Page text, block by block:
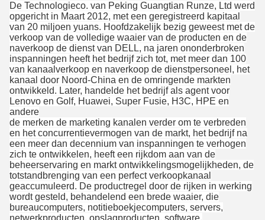
De Technologieco. van Peking Guangtian Runze, Ltd werd
opgericht in Maart 2012, met een geregistreerd kapitaal
van 20 miljoen yuans. Hoofdzakelijk bezig geweest met de
verkoop van de volledige waaier van de producten en de
naverkoop de dienst van DELL, na jaren ononderbroken
inspanningen heeft het bedrijf zich tot, met meer dan 100
van kanaalverkoop en naverkoop de dienstpersoneel, het
kanaal door Noord-China en de omringende markten
ontwikkeld. Later, handelde het bedrijf als agent voor
Lenovo en Golf, Huawei, Super Fusie, H3C, HPE en
andere
de merken de marketing kanalen verder om te verbreden
en het concurrentievermogen van de markt, het bedrijf na
een meer dan decennium van inspanningen te verhogen
zich te ontwikkelen, heeft een rijkdom aan van de
beheerservaring en markt ontwikkelingsmogelijkheden, de
totstandbrenging van een perfect verkoopkanaal
geaccumuleerd. De productregel door de rijken in werking
wordt gesteld, behandelend een brede waaier, die
bureaucomputers, notitieboekjecomputers, servers,